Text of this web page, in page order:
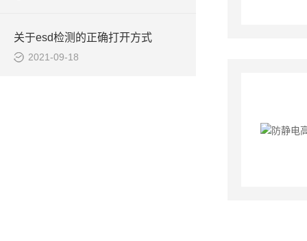
关于esd检测的正确打开方式
2021-09-18